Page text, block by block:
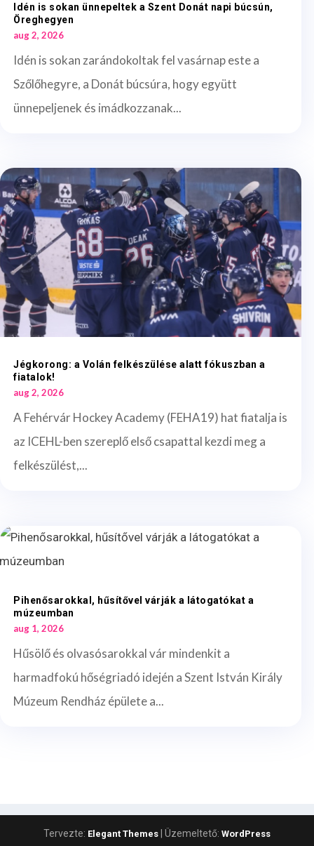
Idén is sokan ünnepeltek a Szent Donát napi búcsún,
Öreghegyen
aug 2, 2026
Idén is sokan zarándokoltak fel vasárnap este a
Szőlőhegyre, a Donát búcsúra, hogy együtt
ünnepeljenek és imádkozzanak...
Jégkorong: a Volán felkészülése alatt fókuszban a
fiatalok!
aug 2, 2026
A Fehérvár Hockey Academy (FEHA19) hat fiatalja is
az ICEHL-ben szereplő első csapattal kezdi meg a
felkészülést,...
Pihenősarokkal, hűsítővel várják a látogatókat a
múzeumban
aug 1, 2026
Hűsölő és olvasósarokkal vár mindenkit a
harmadfokú hőségriadó idején a Szent István Király
Múzeum Rendház épülete a...
Tervezte: Elegant Themes | Üzemeltető: WordPress